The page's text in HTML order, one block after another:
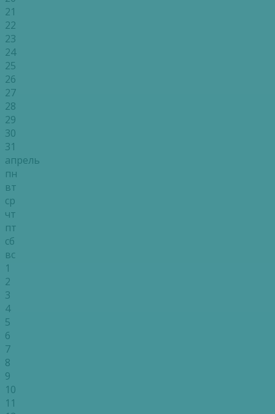
21
22
23
24
25
26
27
28
29
30
31
апрель
пн
вт
ср
чт
пт
сб
вс
1
2
3
4
5
6
7
8
9
10
11